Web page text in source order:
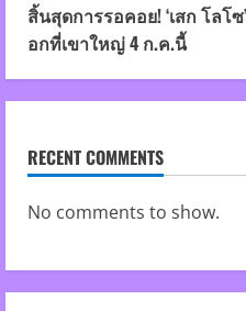
สิ้นสุดการรอคอย! ‘เสก โล
อกที่เขาใหญ่ 4 ก.ค.นี้
RECENT COMMENTS
No comments to show.